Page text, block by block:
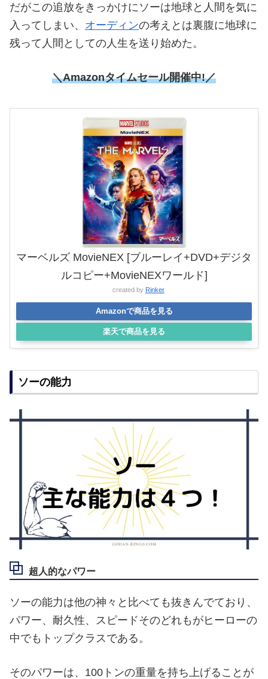
だがこの追放をきっかけにソーは地球と人間を気に
入ってしまい、 オーディンの考えとは裏腹に地球に
残って人間としての人生を送り始めた。
＼Amazonタイムセール開催中!／
マーベルズ MovieNEX [ブルーレイ+DVD+デジタ
ルコピー+MovieNEXワールド]
created by Rinker
Amazonで商品を見る
楽天で商品を見る
ソーの能力
超人的なパワー
ソーの能力は他の神々と比べても抜きんでており、
パワー、耐久性、スピードそのどれもがヒーローの
中でもトップクラスである。
そのパワーは、100トンの重量を持ち上げることが